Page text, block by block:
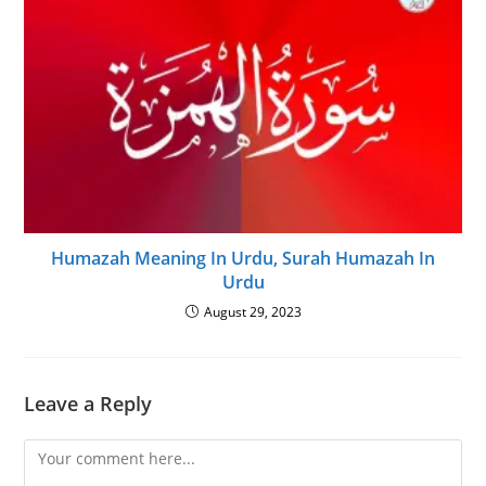
Humazah Meaning In Urdu, Surah Humazah In
Urdu
August 29, 2023
Leave a Reply
Comment